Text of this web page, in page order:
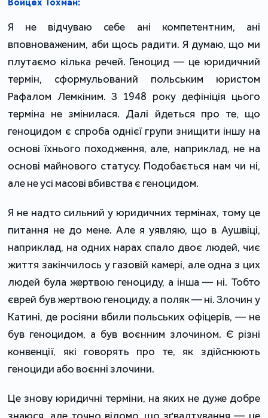
Я не відчуваю себе ані компетентним, ані
вповноваженим, аби щось радити. Я думаю, що ми
плутаємо кілька речей. Геноцид — це юридичний
термін, сформульований польським юристом
Рафалом Лемкіним. З 1948 року дефініція цього
терміна не змінилася. Далі йдеться про те, що
геноцидом є спроба однієї групи знищити іншу на
основі їхнього походження, але, наприклад, не на
основі майнового статусу. Подобається нам чи ні,
але не усі масові вбивства є геноцидом.
Я не надто сильний у юридичних термінах, тому це
питання не до мене. Але я уявляю, що в Аушвіці,
наприклад, на одних нарах спало двоє людей, чиє
життя закінчилось у газовій камері, але одна з цих
людей була жертвою геноциду, а інша — ні. Тобто
єврей був жертвою геноциду, а поляк — ні. Злочин у
Катині, де росіяни вбили польських офіцерів, — не
був геноцидом, а був воєнним злочином. Є різні
конвенції, які говорять про те, як здійснюють
геноциди або воєнні злочини.
Це знову юридичні терміни, на яких не дуже добре